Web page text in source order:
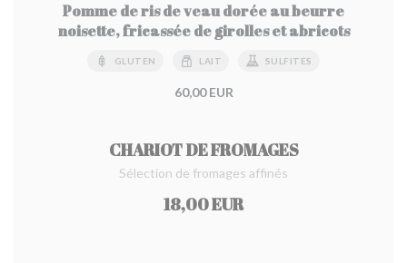
Pomme de ris de veau dorée au beurre
noisette, fricassée de girolles et abricots
GLUTEN LAIT SULFITES
60,00 EUR
CHARIOT DE FROMAGES
Sélection de fromages affinés
18,00 EUR